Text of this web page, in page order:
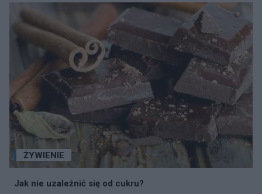
ŻYWIENIE
Jak nie uzależnić się od cukru?